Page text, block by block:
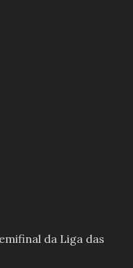
da Liga das